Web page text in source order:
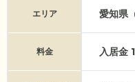
エリア 愛知県
料金 入居金